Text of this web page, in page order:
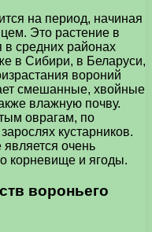
на период, начиная
Это растение в
в средних районах
в Сибири, в Беларуси,
вороний
смешанные, хвойные
влажную почву.
оврагам, по
кустарников.
является очень
корневище и ягоды.
вороньего